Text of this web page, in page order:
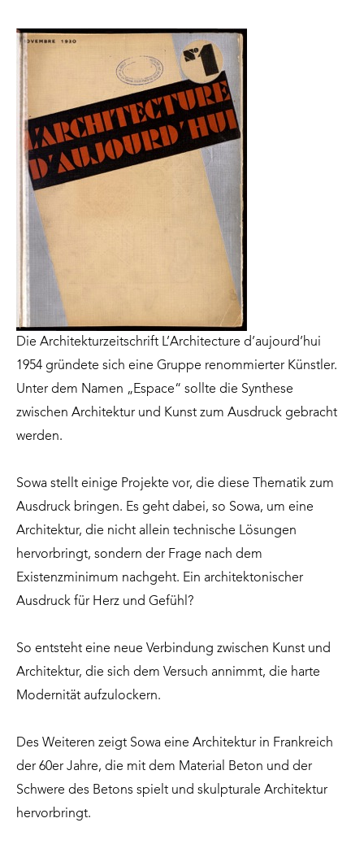
Die Architekturzeitschrift L’Architecture d’aujourd’hui
1954 gründete sich eine Gruppe renommierter Künstler.
Unter dem Namen „Espace“ sollte die Synthese
zwischen Architektur und Kunst zum Ausdruck gebracht
werden.
Sowa stellt einige Projekte vor, die diese Thematik zum
Ausdruck bringen. Es geht dabei, so Sowa, um eine
Architektur, die nicht allein technische Lösungen
hervorbringt, sondern der Frage nach dem
Existenzminimum nachgeht. Ein architektonischer
Ausdruck für Herz und Gefühl?
So entsteht eine neue Verbindung zwischen Kunst und
Architektur, die sich dem Versuch annimmt, die harte
Modernität aufzulockern.
Des Weiteren zeigt Sowa eine Architektur in Frankreich
der 60er Jahre, die mit dem Material Beton und der
Schwere des Betons spielt und skulpturale Architektur
hervorbringt.